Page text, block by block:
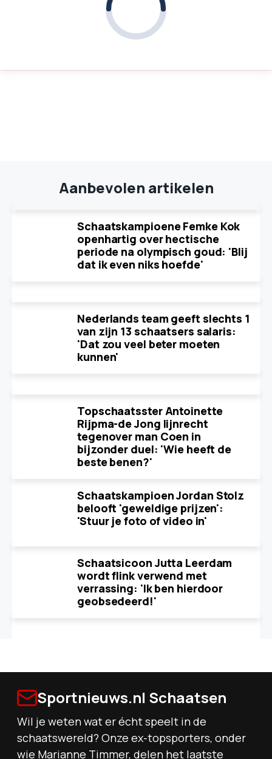
Aanbevolen artikelen
Schaatskampioene Femke Kok
openhartig over hectische
periode na olympisch goud: 'Blij
dat ik even niks hoefde'
Nederlands team geeft slechts 1
van zijn 13 schaatsers salaris:
'Dat zou veel beter moeten
kunnen'
Topschaatsster Antoinette
Rijpma-de Jong lijnrecht
tegenover man Coen in
bijzonder duel: 'Wie heeft de
beste benen?'
Schaatskampioen Jordan Stolz
belooft 'geweldige prijzen':
'Stuur je foto of video in'
Schaatsicoon Jutta Leerdam
wordt flink verwend met
verrassing: 'Ik ben hierdoor
geobsedeerd!'